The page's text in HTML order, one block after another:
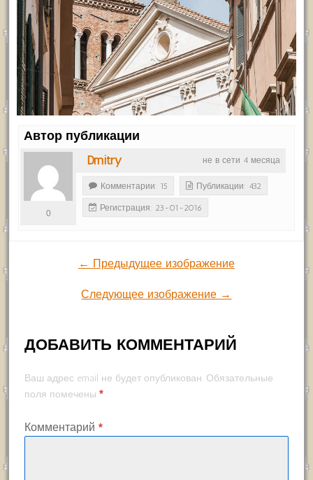
Автор публикации
не в сети 4 месяца
Dmitry
0
Комментарии: 15 Публикации: 432
Регистрация: 23-01-2016
← Предыдущее изображение
Следующее изображение →
ДОБАВИТЬ КОММЕНТАРИЙ
Ваш адрес email не будет опубликован. Обязательные
поля помечены *
Комментарий *